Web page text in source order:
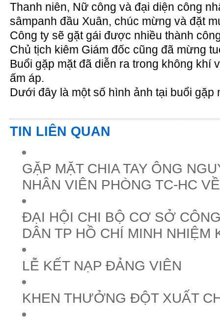
Thanh niên, Nữ công và đại diện công
sâmpanh đầu Xuân, chúc mừng và đặt
Công ty sẽ gặt gái được nhiều thành
Chủ tịch kiêm Giám đốc cũng đã mừng
Buổi gặp mặt đã diễn ra trong không khí
ấm áp.
Dưới đây là một số hình ảnh tại buổi gặp
TIN LIÊN QUAN
GẶP MẶT CHIA TAY ÔNG
NHÂN VIÊN PHÒNG TC-HC
ĐẠI HỘI CHI BỘ CƠ SỞ
DÂN TP HỒ CHÍ MINH NHIỆM
LỄ KẾT NẠP ĐẢNG VIÊN
KHEN THƯỞNG ĐỘT XUẤT